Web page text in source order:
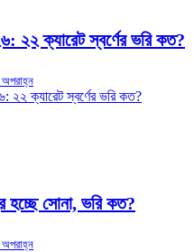
২২ ক্যারেট স্বর্ণের ভরি কত?
হচ্ছে সোনা, ভরি কত?